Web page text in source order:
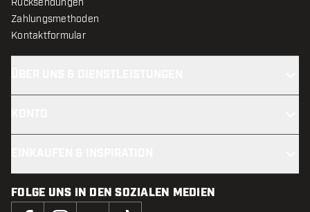
Rücksendungen
Zahlungsmethoden
Kontaktformular
FOLGE UNS IN DEN SOZIALEN MEDIEN